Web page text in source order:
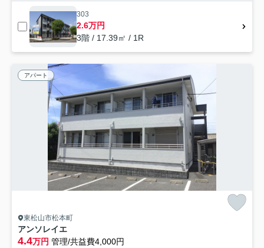
303
2.6万円
3階 / 17.39㎡ / 1R
アパート
東松山市松本町
アンソレイエ
4.4万円 管理/共益費4,000円